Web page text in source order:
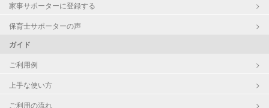
家事サポーターに登録する
保育士サポーターの声
ガイド
ご利用例
上手な使い方
ご利用の流れ